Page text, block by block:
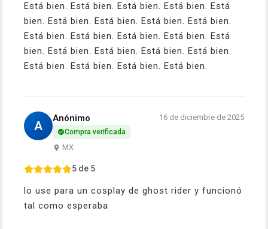
Está bien. Está bien. Está bien. Está bien. Está
bien. Está bien. Está bien. Está bien. Está bien.
Está bien. Está bien. Está bien. Está bien. Está
bien. Está bien. Está bien. Está bien. Está bien.
Está bien. Está bien. Está bien. Está bien.
A
Anónimo
Compra verificada
MX
16 de diciembre de 2025
5 de 5
lo use para un cosplay de ghost rider y funcionó
tal como esperaba